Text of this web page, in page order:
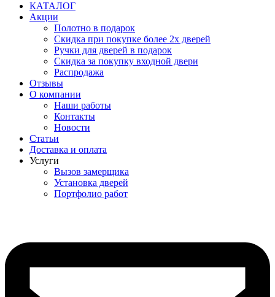
КАТАЛОГ
Акции
Полотно в подарок
Скидка при покупке более 2х дверей
Ручки для дверей в подарок
Скидка за покупку входной двери
Распродажа
Отзывы
О компании
Наши работы
Контакты
Новости
Статьи
Доставка и оплата
Услуги
Вызов замерщика
Установка дверей
Портфолио работ